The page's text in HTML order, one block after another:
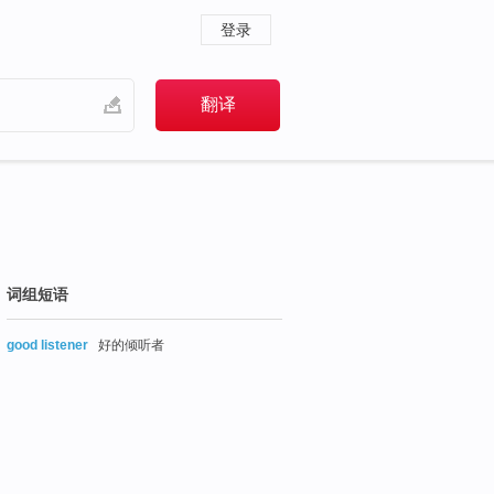
登录
词组短语
good listener 好的倾听者